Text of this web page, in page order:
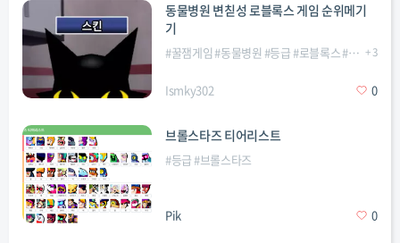
동물병원 변칟성 로블록스 게임 순위메기
기
#꿀잼게임#동물병원 #등급#로블록스#변칙성
+3
Ismky302 0
브롤스타즈 티어리스트
#등급#브롤스타즈
Pik 0